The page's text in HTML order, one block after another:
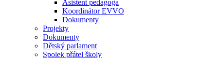
Asistent pedagoga
Koordinátor EVVO
Dokumenty
Projekty
Dokumenty
Dětský parlament
Spolek přátel školy